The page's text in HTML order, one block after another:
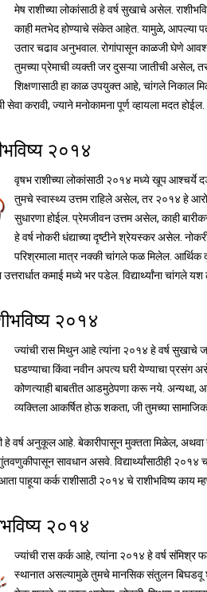
मेष राशीच्या लोकांसाठी हे वर्ष सुखाचे असेल.
काही मतभेद होण्याचे संकेत आहेत. यामुळे, आपल्या
उतार चढाव अनुभवाल. रोगांपासून काळजी घेणे
तुमच्या प्रेमाची व्यक्ती जर दुसऱ्या जातीची असेल,
शिक्षणासाठी हा काळ उपयुक्त आहे, चांगले निकाल
सेवा करावी, ज्याने मनोकामना पूर्ण व्हायला मदत
२०१४
वृषभ राशीच्या लोकांसाठी २०१४ मध्ये खूप आश्चर्ये
तुमचे स्वास्थ्य उत्तम राहिले असेल, तर २०१४ हे
सुधारणा होईल. प्रेमजीवन उत्तम असेल, काही
हे वर्ष नोकरी धंद्याच्या दृष्टीने श्रेयस्कर असेल.
परिश्रमाला मात्र नक्की चांगले फळ मिलेल. आर्थिक
उत्तरार्धात कमाई मध्ये भर पडेल. विद्यार्थ्यांना
२०१४
ज्यांची रास मिथुन आहे त्यांना २०१४ हे वर्ष सुखाचे
घडण्याचा किंवा नवीन अपत्य घरी येण्याचा प्रसंग
कोणत्याही बाबतीत आडमुठेपणा करू नये. अन्यथा,
व्यक्तिला आकर्षित होऊ शकता, जी तुमच्या
हे वर्ष अनुकूल आहे. बेकारीपासून मुक्तता मिळेल,
सावधान असवे. विद्यार्थ्यांसाठीही
पाहूया कर्क राशीसाठी २०१४ चे राशीभविष्य काय
२०१४
ज्यांची रास कर्क आहे, त्यांना २०१४ हे वर्ष संमिश्र
स्थानात असल्यामुळे तुमचे मानसिक संतुलन बिघडवू